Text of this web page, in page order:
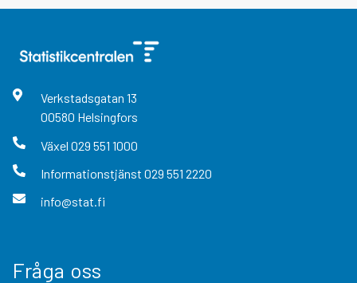
Verkstadsgatan 13
00580 Helsingfors
Växel 029 551 1000
Informationstjänst 029 551 2220
info@stat.fi
Fråga oss